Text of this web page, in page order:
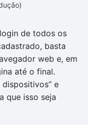
de todos os
basta
web e, em
até o final.
e
que isso seja